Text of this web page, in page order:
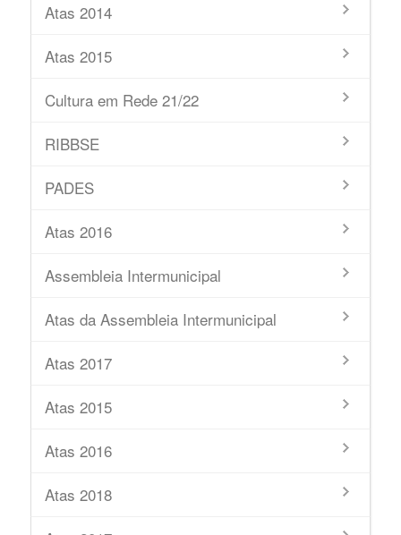
Atas 2014
Atas 2015
Cultura em Rede 21/22
RIBBSE
PADES
Atas 2016
Assembleia Intermunicipal
Atas da Assembleia Intermunicipal
Atas 2017
Atas 2015
Atas 2016
Atas 2018